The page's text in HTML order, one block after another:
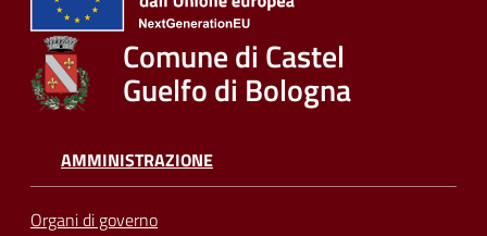
Seguici
su
Comune di Castel
Guelfo di Bologna
AMMINISTRAZIONE
Organi di governo